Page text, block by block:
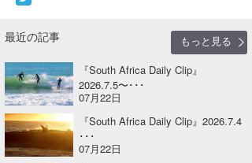
最近の記事
もっと見る
『South Africa Daily Clip』
2026.7.5〜･･･
07月22日
『South Africa Daily Clip』2026.7.4
･･･
07月22日
Yoshiyuki Obata
arukasvision
DELTA FORCE SURF
CBA Films
WAVAL
中浦“JET”章
嵯峨明日香
進士剛光
田原啓江
☆加藤
+☆maki☆+
Aichan
chan-U
波伝説